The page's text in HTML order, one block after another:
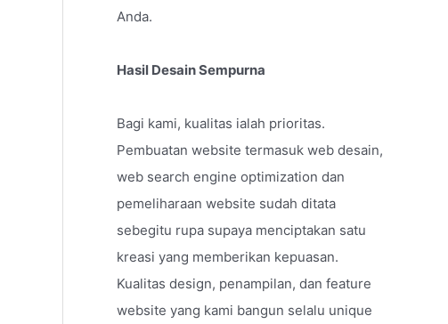
Anda.
Hasil Desain Sempurna
Bagi kami, kualitas ialah prioritas.
Pembuatan website termasuk web desain,
web search engine optimization dan
pemeliharaan website sudah ditata
sebegitu rupa supaya menciptakan satu
kreasi yang memberikan kepuasan.
Kualitas design, penampilan, dan feature
website yang kami bangun selalu unique